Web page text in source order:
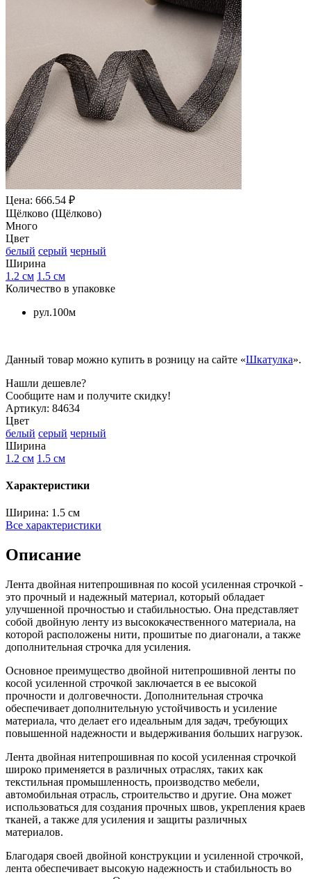
Цена: 666.54 ₽
Щёлково (Щёлково)
Много
Цвет
белый серый черный
Ширина
1.2 см 1.5 см
Количество в упаковке
рул.100м
Данный товар можно купить в розницу на сайте «Шкатулка».
Нашли дешевле?
Сообщите нам и получите скидку!
Артикул: 84634
Цвет
белый серый черный
Ширина
1.2 см 1.5 см
Характеристики
Ширина: 1.5 см
Все характеристики
Описание
Лента двойная нитепрошивная по косой усиленная строчкой -
это прочный и надежный материал, который обладает
улучшенной прочностью и стабильностью. Она представляет
собой двойную ленту из высококачественного материала, на
которой расположены нити, прошитые по диагонали, а также
дополнительная строчка для усиления.
Основное преимущество двойной нитепрошивной ленты по
косой усиленной строчкой заключается в ее высокой
прочности и долговечности. Дополнительная строчка
обеспечивает дополнительную устойчивость и усиление
материала, что делает его идеальным для задач, требующих
повышенной надежности и выдерживания больших нагрузок.
Лента двойная нитепрошивная по косой усиленная строчкой
широко применяется в различных отраслях, таких как
текстильная промышленность, производство мебели,
автомобильная отрасль, строительство и другие. Она может
использоваться для создания прочных швов, укрепления краев
тканей, а также для усиления и защиты различных
материалов.
Благодаря своей двойной конструкции и усиленной строчкой,
лента обеспечивает высокую надежность и стабильность во